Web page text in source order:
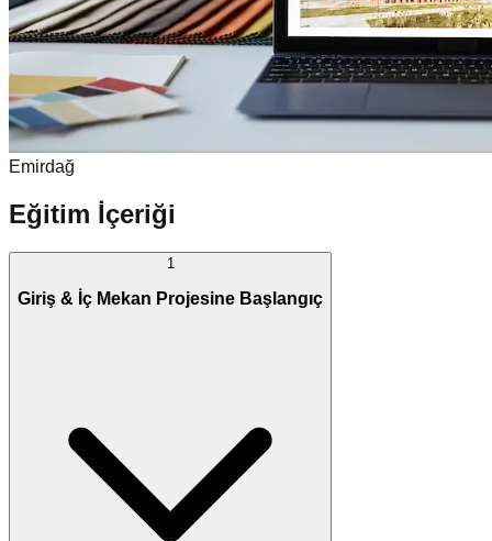
Emirdağ
Eğitim İçeriği
1
Giriş & İç Mekan Projesine Başlangıç